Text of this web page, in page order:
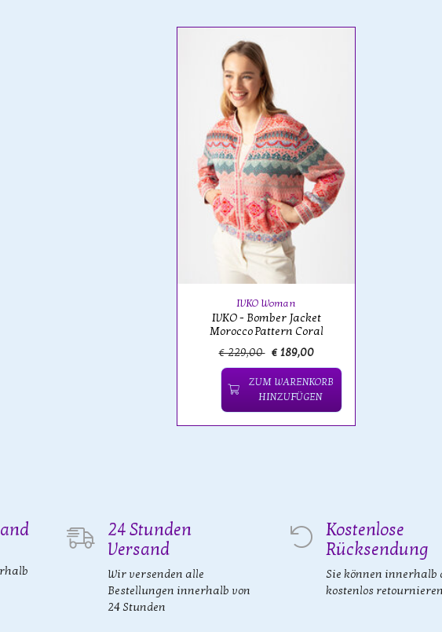
IVKO Woman
IVKO - Bomber Jacket
Morocco Pattern Coral
€ 229,00 € 189,00
ZUM WARENKORB
HINZUFÜGEN
24 Stunden
Versand
Wir versenden alle
Bestellungen innerhalb von
24 Stunden
Kostenlose
Rücksendung
Sie können innerhalb
kostenlos